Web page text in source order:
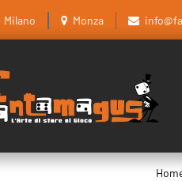
Milano Monza